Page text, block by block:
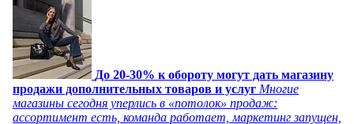
До 20-30% к обороту могут дать магазину
продажи дополнительных товаров и услуг Многие
магазины сегодня уперлись в «потолок» продаж:
ассортимент есть, команда работает, маркетинг запущен,